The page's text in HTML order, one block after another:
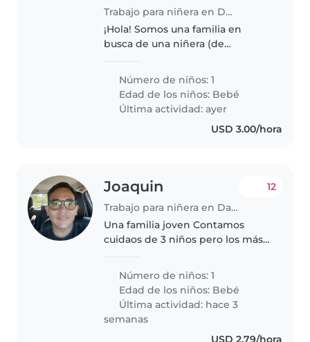
Trabajo para niñera en David
¡Hola! Somos una familia en
busca de una niñera (de
nuestra bebé de 8 meses. Nos
encantaría alguien que se sienta
cómodo/a cocinando..
Número de niños: 1
Edad de los niños: Bebé
Última actividad: ayer
USD 3.00/hora
Joaquin
Trabajo para niñera en David
12
Una familia joven Contamos
cuidaos de 3 niños pero los más
siempre viven con nosotros
Número de niños: 1
Edad de los niños: Bebé
Última actividad: hace 3
semanas
USD 2.79/hora